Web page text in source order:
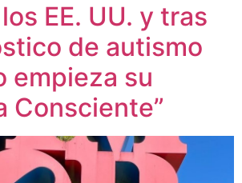
EE. UU. y tras
de autismo
empieza su
Consciente”